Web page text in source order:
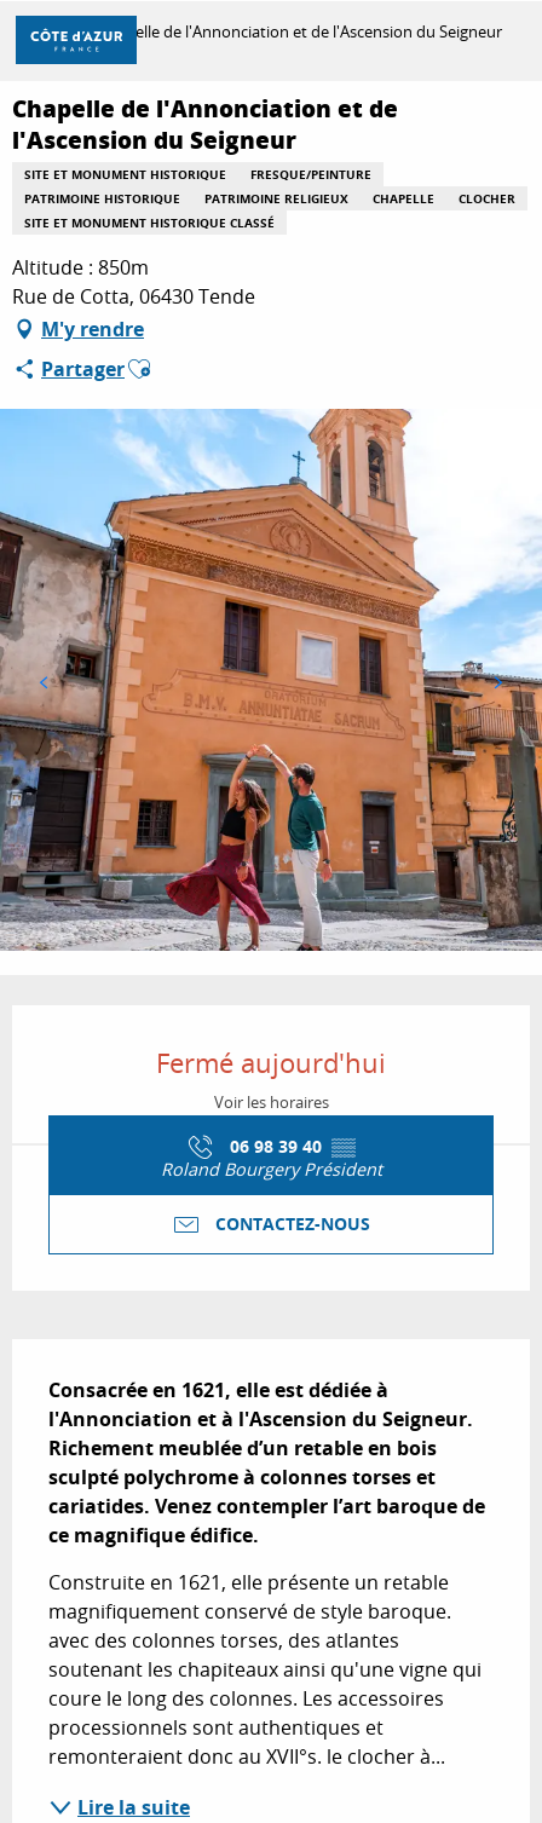
Aller
contenu
principal
DÉCOUVRIR
À FAIRE
SÉJOURNER
Accueil Chapelle de l'Annonciation et de l'Ascension du Seigneur
Chapelle de l'Annonciation et de
l'Ascension du Seigneur
SITE ET MONUMENT HISTORIQUE
FRESQUE/PEINTURE
PATRIMOINE HISTORIQUE
PATRIMOINE RELIGIEUX CHAPELLE
CLOCHER
SITE ET MONUMENT HISTORIQUE CLASSÉ
Altitude : 850m
Rue de Cotta, 06430 Tende
M'y rendre
PartagerAjouter aux favoris
Fermé aujourd'hui
Voir les horaires
06 98 39 40 ▒▒
Roland Bourgery Président
CONTACTEZ-NOUS
Consacrée en 1621, elle est dédiée à
l'Annonciation et à l'Ascension du Seigneur.
Richement meublée d’un retable en bois
sculpté polychrome à colonnes torses et
cariatides. Venez contempler l’art baroque de
ce magnifique édifice.
Construite en 1621, elle présente un retable
magnifiquement conservé de style baroque.
avec des colonnes torses, des atlantes
soutenant les chapiteaux ainsi qu'une vigne qui
coure le long des colonnes. Les accessoires
processionnels sont authentiques et
remonteraient donc au XVII°s. le clocher à...
Lire la suite